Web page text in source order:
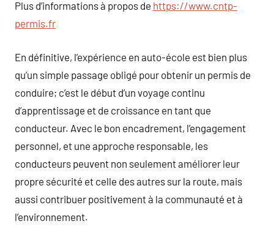
Plus d’informations à propos de https://www.cntp-
permis.fr
En définitive, l’expérience en auto-école est bien plus
qu’un simple passage obligé pour obtenir un permis de
conduire; c’est le début d’un voyage continu
d’apprentissage et de croissance en tant que
conducteur. Avec le bon encadrement, l’engagement
personnel, et une approche responsable, les
conducteurs peuvent non seulement améliorer leur
propre sécurité et celle des autres sur la route, mais
aussi contribuer positivement à la communauté et à
l’environnement.